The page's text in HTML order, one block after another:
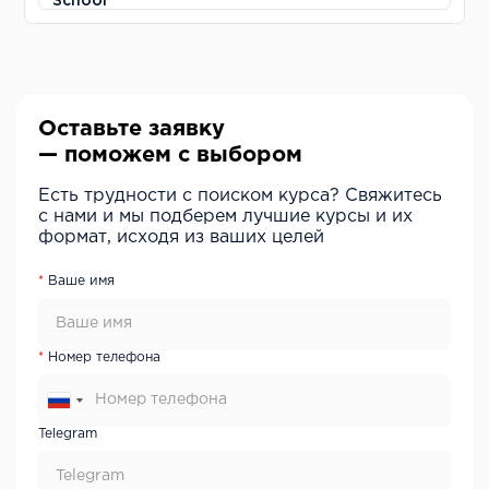
Оставьте заявку
— поможем с выбором
Есть трудности с поиском курса? Свяжитесь
с нами и мы подберем лучшие курсы и их
формат, исходя из ваших целей
Ваше имя
Номер телефона
Telegram